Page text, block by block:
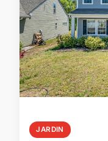
JARDIN